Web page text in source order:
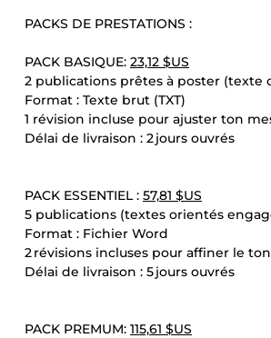
PACKS DE PRESTATIONS :
PACK BASIQUE: 23,12 $US
2 publications prêtes à poster (texte
Format : Texte brut (TXT)
1 révision incluse pour ajuster ton
Délai de livraison : 2 jours ouvrés
PACK ESSENTIEL : 57,81 $US
5 publications (textes orientés
Format : Fichier Word
2 révisions incluses pour affiner le
Délai de livraison : 5 jours ouvrés
PACK PREMUM: 115,61 $US